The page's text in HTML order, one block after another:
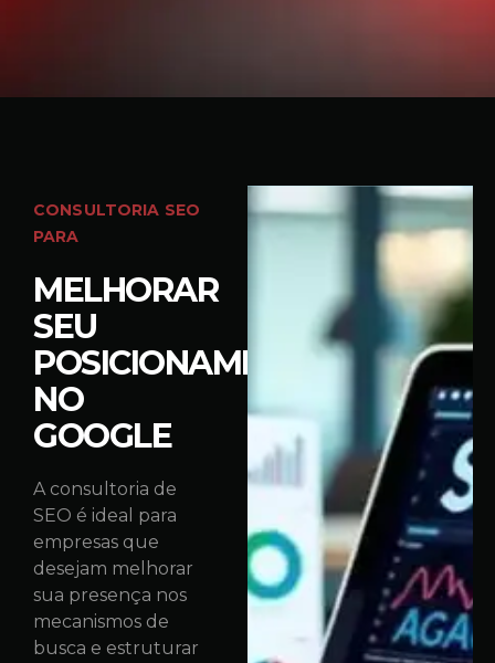
CONSULTORIA SEO
PARA
MELHORAR
SEU
POSICIONAMENTO
NO
GOOGLE
A consultoria de
SEO é ideal para
empresas que
desejam melhorar
sua presença nos
mecanismos de
busca e estruturar